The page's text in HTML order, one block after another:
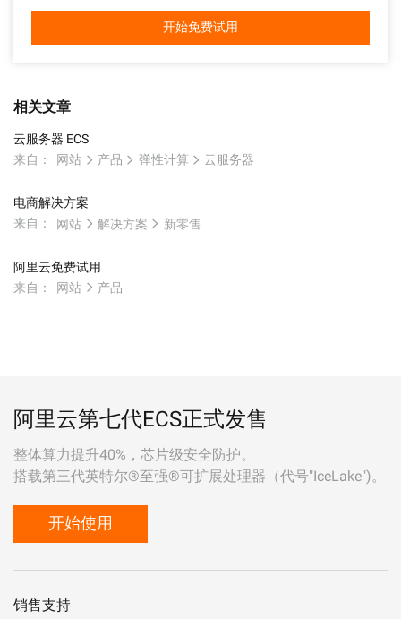
开始免费试用
相关文章
云服务器 ECS
来自：
网站 产品 弹性计算 云服务器
电商解决方案
来自：
网站 解决方案 新零售
阿里云免费试用
来自：
网站 产品
阿里云第七代ECS正式发售
整体算力提升40%，芯片级安全防护。
搭载第三代英特尔®至强®可扩展处理器（代号"IceLake")。
开始使用
销售支持